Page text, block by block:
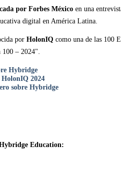
por Forbes México en una
digital en América Latina.
por HolonIQ como una de las 100
– 2024".
Hybridge
HolonIQ 2024
sobre Hybridge
Education: